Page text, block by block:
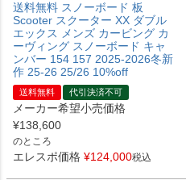
送料無料 スノーボード 板
Scooter スクーター XX ダブル
エックス メンズ カービング カ
ーヴィング スノーボード キャ
ンバー 154 157 2025-2026冬新
作 25-26 25/26 10%off
送料無料 代引決済不可
メーカー希望小売価格
¥138,600
のところ
エレスポ価格 ¥124,000税込